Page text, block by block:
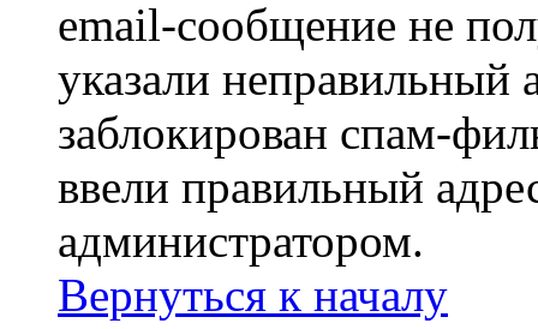
email-сообщение не
указали неправильный
заблокирован спам-
ввели правильный
администратором.
Вернуться к началу